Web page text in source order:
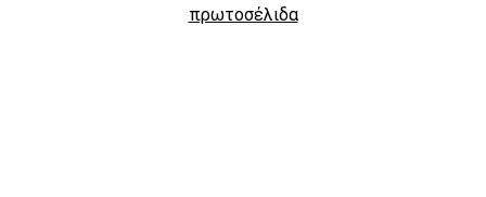
πρωτοσέλιδα